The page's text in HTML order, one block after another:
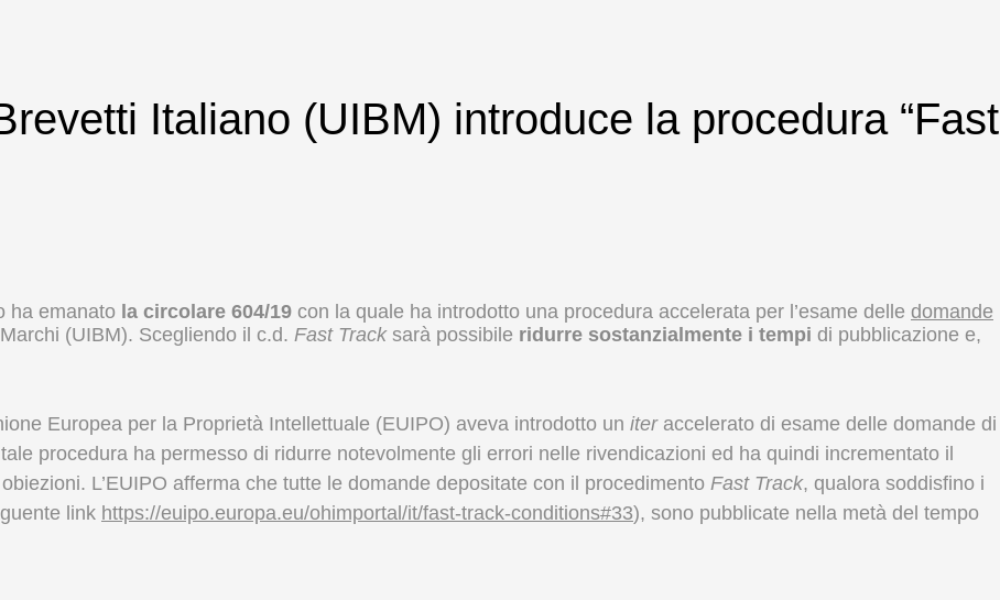
Italiano (UIBM) introduce la procedura “Fast
ha emanato la circolare 604/19 con la quale ha introdotto una procedura accelerata per l’esame delle domande
(UIBM). Scegliendo il c.d. Fast Tracksarà possibile ridurre sostanzialmente i tempi di pubblicazione e,
Europea per la Proprietà Intellettuale (EUIPO) aveva introdotto un iteraccelerato di esame delle domande di
procedura ha permesso di ridurre notevolmente gli errori nelle rivendicazioni ed ha quindi incrementato il
L’EUIPO afferma che tutte le domande depositate con il procedimento Fast Track, qualora soddisfino i
link https://euipo.europa.eu/ohimportal/it/fast-track-conditions#33), sono pubblicate nella metà del tempo